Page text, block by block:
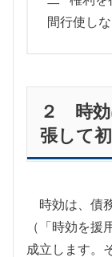
間行使しな
２ 時効
張して
時効は、債
（「時効を援
成立します。